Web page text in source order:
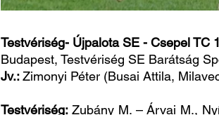
Testvériség- Újpalota SE - Csepel TC
Budapest, Testvériség SE Barátság
Jv.: Zimonyi Péter (Busai Attila,
Testvériség: Zubány M. – Árvai M.,